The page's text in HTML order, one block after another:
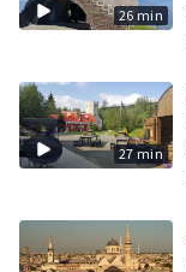
26 min
27 min